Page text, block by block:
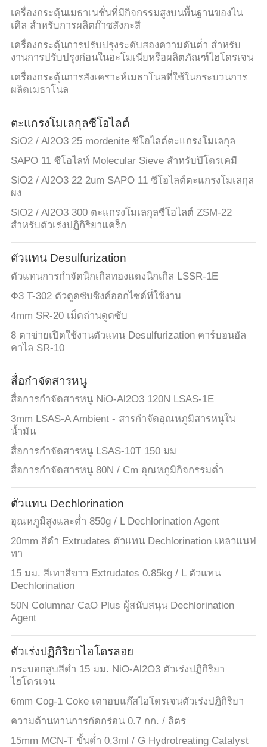
เครื่องกระตุ้นเมธาเนชั่นที่มีกิจกรรมสูงบนพื้นฐานของไน
เคิล สําหรับการผลิตก๊าซสังกะสี
เครื่องกระตุ้นการปรับปรุงระดับสองความดันต่ํา สําหรับ
งานการปรับปรุงก่อนในอะโมเนียหรือผลิตภัณฑ์ไฮโดรเจน
เครื่องกระตุ้นการสังเคราะห์เมธาโนลที่ใช้ในกระบวนการ
ผลิตเมธาโนล
ตะแกรงโมเลกุลซีโอไลต์
SiO2 / Al2O3 25 mordenite ซีโอไลต์ตะแกรงโมเลกุล
SAPO 11 ซีโอไลท์ Molecular Sieve สำหรับปิโตรเคมี
SiO2 / Al2O3 22 2um SAPO 11 ซีโอไลต์ตะแกรงโมเลกุล
ผง
SiO2 / Al2O3 300 ตะแกรงโมเลกุลซีโอไลต์ ZSM-22
สำหรับตัวเร่งปฏิกิริยาแคร็ก
ตัวแทน Desulfurization
ตัวแทนการกำจัดนิกเกิลทองแดงนิกเกิล LSSR-1E
Ф3 T-302 ตัวดูดซับซิงค์ออกไซด์ที่ใช้งาน
4mm SR-20 เม็ดถ่านดูดซับ
8 ตาข่ายเปิดใช้งานตัวแทน Desulfurization คาร์บอนอัล
คาไล SR-10
สื่อกำจัดสารหนู
สื่อการกำจัดสารหนู NiO-Al2O3 120N LSAS-1E
3mm LSAS-A Ambient - สารกำจัดอุณหภูมิสารหนูใน
น้ำมัน
สื่อการกำจัดสารหนู LSAS-10T 150 มม
สื่อการกำจัดสารหนู 80N / Cm อุณหภูมิกิจกรรมต่ำ
ตัวแทน Dechlorination
อุณหภูมิสูงและต่ำ 850g / L Dechlorination Agent
20mm สีดำ Extrudates ตัวแทน Dechlorination เหลวแนฟ
ทา
15 มม. สีเทาสีขาว Extrudates 0.85kg / L ตัวแทน
Dechlorination
50N Columnar CaO Plus ผู้สนับสนุน Dechlorination
Agent
ตัวเร่งปฏิกิริยาไฮโดรลอย
กระบอกสูบสีดำ 15 มม. NiO-Al2O3 ตัวเร่งปฏิกิริยา
ไฮโดรเจน
6mm Cog-1 Coke เตาอบแก๊สไฮโดรเจนตัวเร่งปฏิกิริยา
ความต้านทานการกัดกร่อน 0.7 กก. / ลิตร
15mm MCN-T ขั้นต่ำ 0.3ml / G Hydrotreating Catalyst